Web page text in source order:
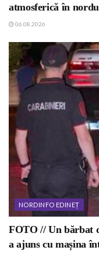
atmosferică în
06.08.2026
NORDINFO EDINEȚ
FOTO // Un bărbat
a ajuns cu mașina